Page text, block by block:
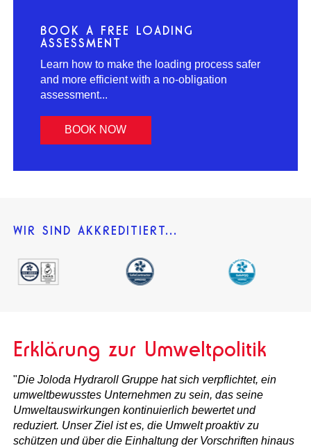
BOOK A FREE LOADING
ASSESSMENT
Learn how to make the loading process safer
and more efficient with a no-obligation
assessment...
BOOK NOW
WIR SIND AKKREDITIERT...
Erklärung zur Umweltpolitik
"Die Joloda Hydraroll Gruppe hat sich verpflichtet, ein
umweltbewusstes Unternehmen zu sein, das seine
Umweltauswirkungen kontinuierlich bewertet und
reduziert. Unser Ziel ist es, die Umwelt proaktiv zu
schützen und über die Einhaltung der Vorschriften hinaus